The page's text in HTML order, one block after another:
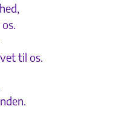
til os.